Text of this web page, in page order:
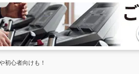
初心者向けも！